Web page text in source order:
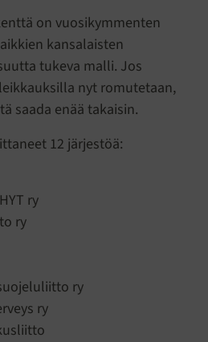
on vuosikymmenten
kansalaisten
tukeva malli. Jos
nyt romutetaan,
saada enää takaisin.
12 järjestöä:
ry
ry
ry
ry